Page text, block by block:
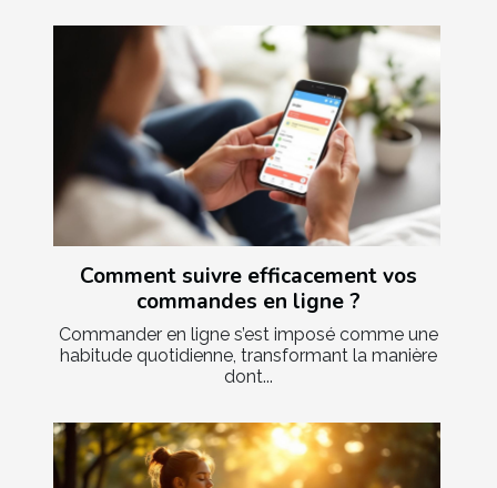
Comment suivre efficacement vos
commandes en ligne ?
Commander en ligne s’est imposé comme une
habitude quotidienne, transformant la manière
dont...